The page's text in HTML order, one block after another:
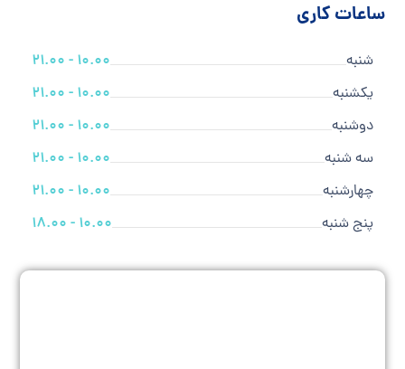
ساعات کاری
شنبه
10.00 - 21.00
یکشنبه
10.00 - 21.00
دوشنبه
10.00 - 21.00
سه شنبه
10.00 - 21.00
چهارشنبه
10.00 - 21.00
پنج شنبه
10.00 - 18.00